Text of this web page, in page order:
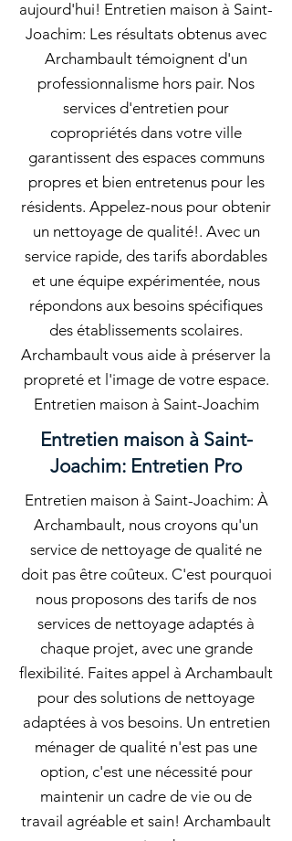
aujourd'hui! Entretien maison à Saint-
Joachim: Les résultats obtenus avec
Archambault témoignent d'un
professionnalisme hors pair. Nos
services d'entretien pour
copropriétés dans votre ville
garantissent des espaces communs
propres et bien entretenus pour les
résidents. Appelez-nous pour obtenir
un nettoyage de qualité!. Avec un
service rapide, des tarifs abordables
et une équipe expérimentée, nous
répondons aux besoins spécifiques
des établissements scolaires.
Archambault vous aide à préserver la
propreté et l'image de votre espace.
Entretien maison à Saint-Joachim
Entretien maison à Saint-
Joachim: Entretien Pro
Entretien maison à Saint-Joachim: À
Archambault, nous croyons qu'un
service de nettoyage de qualité ne
doit pas être coûteux. C'est pourquoi
nous proposons des tarifs de nos
services de nettoyage adaptés à
chaque projet, avec une grande
flexibilité. Faites appel à Archambault
pour des solutions de nettoyage
adaptées à vos besoins. Un entretien
ménager de qualité n'est pas une
option, c'est une nécessité pour
maintenir un cadre de vie ou de
travail agréable et sain! Archambault